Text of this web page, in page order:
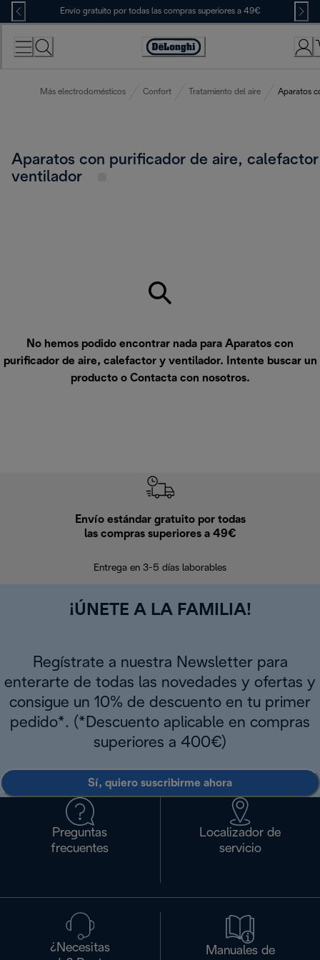
Skip
to
Content
Envío gratuito por todas las compras superiores a 49€
Accessibility
Más electrodomésticos Confort Tratamiento del aire Aparatos
Aparatos con purificador de aire,
ventilador
No hemos podido encontrar nada para Aparatos con
purificador de aire, calefactor y ventilador. Intente buscar un
producto o Contacta con nosotros.
Envío estándar gratuito por todas
las compras superiores a 49€
Entrega en 3-5 días laborables
¡ÚNETE A LA FAMILIA!
Regístrate a nuestra Newsletter para
enterarte de todas las novedades y ofertas y
consigue un 10% de descuento en tu primer
pedido*. (*Descuento aplicable en compras
superiores a 400€)
Sí, quiero suscribirme ahora
Preguntas
frecuentes
Localizador de
servicio
¿Necesitas
Manuales de